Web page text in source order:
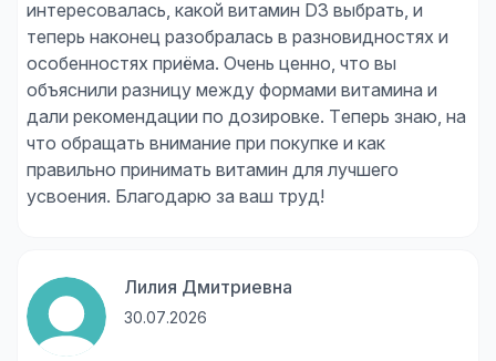
интересовалась, какой витамин D3 выбрать, и
теперь наконец разобралась в разновидностях и
особенностях приёма. Очень ценно, что вы
объяснили разницу между формами витамина и
дали рекомендации по дозировке. Теперь знаю, на
что обращать внимание при покупке и как
правильно принимать витамин для лучшего
усвоения. Благодарю за ваш труд!
Лилия Дмитриевна
30.07.2026